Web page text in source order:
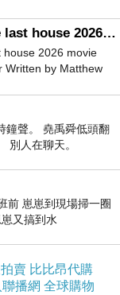
電影最後孤屋2026 the last house 2026 movie
house 2026 movie
Written by Matthew
Wa
鐘聲。 堯禹舜低頭翻
別人在聊天。
前 崽崽到現場掃一圈
又搞到水
賣 比比昂代購
播網 全球購物